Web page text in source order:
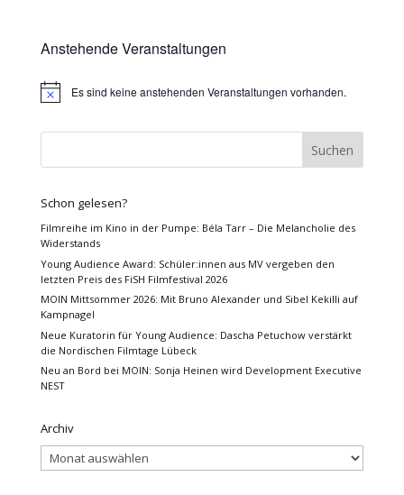
Anstehende Veranstaltungen
HinweisEs sind keine anstehenden Veranstaltungen vorhanden.
Schon gelesen?
Filmreihe im Kino in der Pumpe: Béla Tarr – Die Melancholie des
Widerstands
Young Audience Award: Schüler:innen aus MV vergeben den
letzten Preis des FiSH Filmfestival 2026
MOIN Mittsommer 2026: Mit Bruno Alexander und Sibel Kekilli auf
Kampnagel
Neue Kuratorin für Young Audience: Dascha Petuchow verstärkt
die Nordischen Filmtage Lübeck
Neu an Bord bei MOIN: Sonja Heinen wird Development Executive
NEST
Archiv
Archiv